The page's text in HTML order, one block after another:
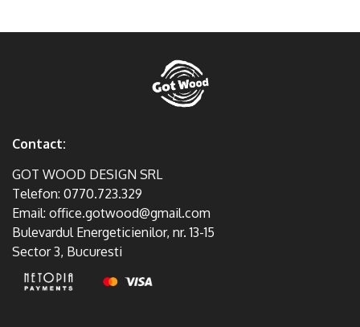
Contact:
GOT WOOD DESIGN SRL
Telefon: 0770.723.329
Email: office.gotwood@gmail.com
Bulevardul Energeticienilor, nr. 13-15
Sector 3, Bucuresti